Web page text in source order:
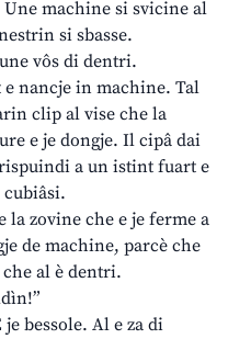
machine si svicine al
si sbasse.
vôs di dentri.
nancje in machine. Tal
clip al vise che la
e je dongje. Il cipâ dai
a un istint fuart e
la zovine che e je ferme a
de machine, parcè che
al è dentri.
bessole. Al e za di